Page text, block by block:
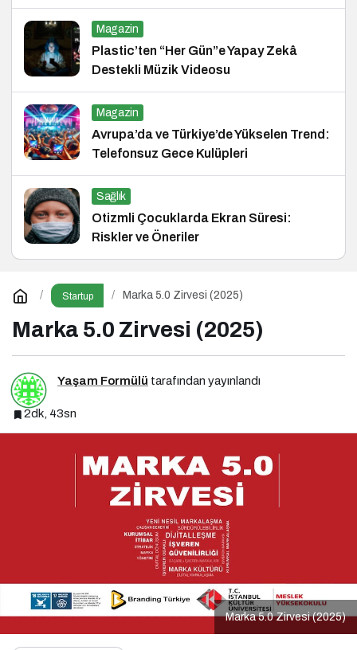
ve Hukuk Konferansı
Magazin
Plastic’ten “Her Gün”e Yapay Zekâ
Destekli Müzik Videosu
Magazin
Avrupa’da ve Türkiye’de Yükselen Trend:
Telefonsuz Gece Kulüpleri
Sağlık
Otizmli Çocuklarda Ekran Süresi:
Riskler ve Öneriler
Startup Marka 5.0 Zirvesi (2025)
Marka 5.0 Zirvesi (2025)
Yaşam Formülü tarafından yayınlandı
2dk, 43sn
Marka 5.0 Zirvesi (2025)